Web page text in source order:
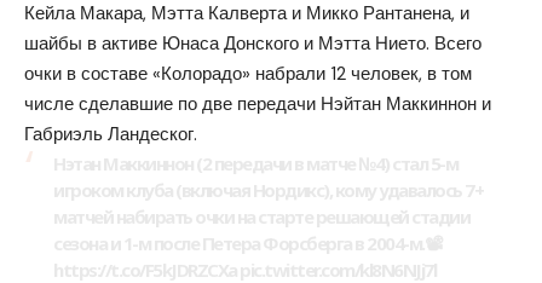
Кейла Макара, Мэтта Калверта и Микко Рантанена, и
шайбы в активе Юнаса Донского и Мэтта Нието. Всего
очки в составе «Колорадо» набрали 12 человек, в том
числе сделавшие по две передачи Нэйтан Маккиннон и
Габриэль Ландеског.